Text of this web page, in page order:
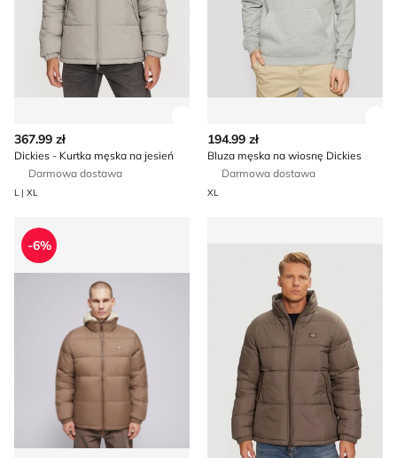
367.99 zł
Dickies - Kurtka męska na jesień
Darmowa dostawa
L | XL
194.99 zł
Bluza męska na wiosnę Dickies
Darmowa dostawa
XL
Kurtka męska Dickies
-6%